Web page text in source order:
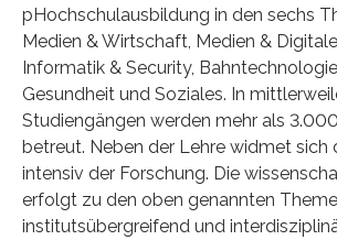
pHochschulausbildung in den sechs
Medien & Wirtschaft, Medien &
Informatik & Security,
Gesundheit und Soziales. In
Studiengängen werden mehr als
betreut. Neben der Lehre widmet sich
intensiv der Forschung. Die
erfolgt zu den oben genannten
institutsübergreifend und